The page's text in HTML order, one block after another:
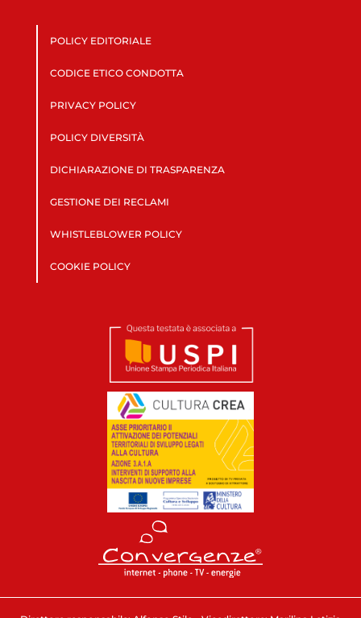
POLICY EDITORIALE
CODICE ETICO CONDOTTA
PRIVACY POLICY
POLICY DIVERSITÀ
DICHIARAZIONE DI TRASPARENZA
GESTIONE DEI RECLAMI
WHISTLEBLOWER POLICY
COOKIE POLICY